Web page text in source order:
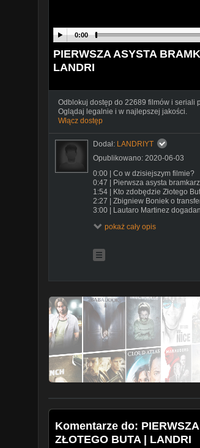
0:00
PIERWSZA ASYSTA
LANDRI
Odblokuj dostęp do 22689 filmów i seriali
Oglądaj legalnie i w najlepszej jakości.
Włącz dostęp
Dodał: LANDRIYT
Opublikowano: 2020-06-03
0:00 | Co w dzisiejszym filmie?
0:47 | Pierwsza asysta
1:54 | Kto zdobędzie Złotego
2:27 | Zbigniew Boniek o
3:00 | Lautaro Martinez
4:27 | Pierre-Emerick
INSTAGRAM
widzom lepszego zrozumienia
Źródło:
imago Actionimages Getty
IMAGES Insidefoto go AP
pokaż cały opis
Komentarze do:
ZŁOTEGO BUTA | LANDRI